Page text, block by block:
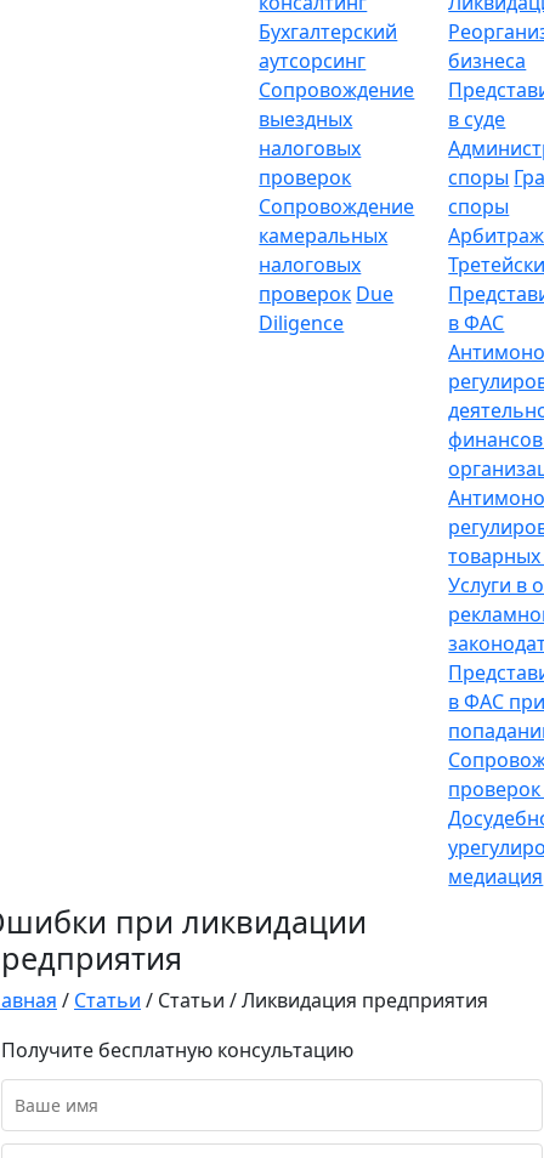
Бухгалтерский
аутсорсинг
Сопровождение
выездных
налоговых
проверок
Сопровождение
камеральных
налоговых
проверок Due
Diligence
бизнеса
в суде
споры
споры
в ФАС
Услуги в
в ФАС
медиация
при ликвидации
/ Статьи / Статьи /Ликвидация предприятия
Получите бесплатную консультацию